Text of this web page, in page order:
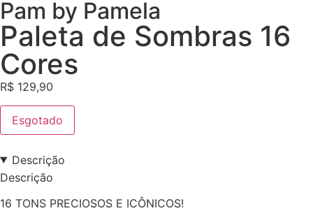
Pam by Pamela
Paleta de Sombras 16
Cores
R$ 129,90
Esgotado
Descrição
Descrição
16 TONS PRECIOSOS E ICÔNICOS!